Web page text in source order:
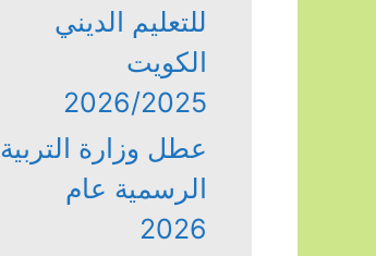
للتعليم الديني
الكويت
2026/2025
عطل وزارة التربية
الرسمية عام
2026